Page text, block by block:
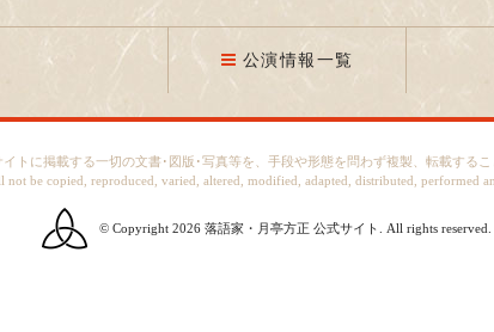
公演情報一覧
イトに掲載する一切の文書･図版･写真等を、手段や形態を問わず複製、転載するこ
be copied, reproduced, varied, altered, modified, adapted, distributed, performed
© Copyright 2026 落語家・月亭方正 公式サイト. All rights reserved.